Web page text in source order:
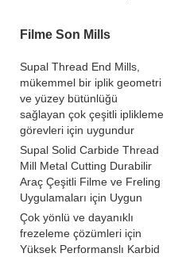
Filme Son Mills
Supal Thread End Mills,
mükemmel bir iplik geometri
ve yüzey bütünlüğü
sağlayan çok çeşitli iplikleme
görevleri için uygundur
Supal Solid Carbide Thread
Mill Metal Cutting Durabilir
Araç Çeşitli Filme ve Freling
Uygulamaları için Uygun
Çok yönlü ve dayanıklı
frezeleme çözümleri için
Yüksek Performanslı Karbid